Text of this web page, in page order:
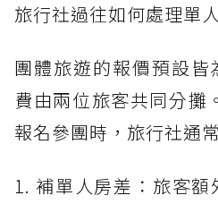
旅行社過往如何處理單
團體旅遊的報價預設
費由兩位旅客共同分攤
報名參團時，旅行社通
1. 補單人房差：旅客